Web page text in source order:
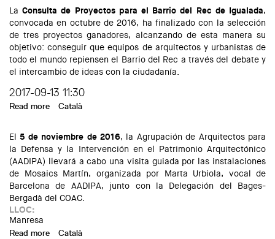
LaConsulta de Proyectos para el Barrio del Rec de Igualada,
convocada en octubre de 2016, ha finalizado con la selección
de tres proyectos ganadores, alcanzando de esta manera su
objetivo: conseguir que equipos de arquitectos y urbanistas de
todo el mundo repiensen el Barrio del Rec a través del debate y
el intercambio de ideas con la ciudadanía.
2017-09-13 11:30
Read more about Seleccionados los proyectos ganadores del concurso
Català
El5 de noviembre de 2016, la Agrupación de Arquitectos para
la Defensa y la Intervención en el Patrimonio Arquitectónico
(AADIPA) llevará a cabo una visita guiada por las instalaciones
de Mosaics Martín, organizada por Marta Urbiola, vocal de
Barcelona de AADIPA, junto con la Delegación del Bages-
Bergadà del COAC.
LLOC:
Manresa
Read more about Visita guiada a los talleres de Mosaics Martí en
Català